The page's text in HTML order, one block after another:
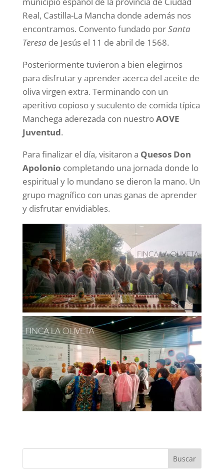
Real, Castilla-La Mancha donde además nos
encontramos. Convento fundado porSanta
Teresade Jesús el 11 de abril de 1568.
Posteriormente tuvieron a bien elegirnos
para disfrutar y aprender acerca del aceite de
oliva virgen extra. Terminando con un
aperitivo copioso y suculento de comida típica
Manchega aderezada con nuestroAOVE
Juventud.
Para finalizar el día, visitaron a Quesos Don
Apolonio completando una jornada donde lo
espiritual y lo mundano se dieron la mano. Un
grupo magnífico con unas ganas de aprender
y disfrutar envidiables.